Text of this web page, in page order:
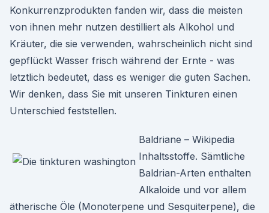
Konkurrenzprodukten fanden wir, dass die meisten
von ihnen mehr nutzen destilliert als Alkohol und
Kräuter, die sie verwenden, wahrscheinlich nicht sind
gepflückt Wasser frisch während der Ernte - was
letztlich bedeutet, dass es weniger die guten Sachen.
Wir denken, dass Sie mit unseren Tinkturen einen
Unterschied feststellen.
Baldriane – Wikipedia
Inhaltsstoffe. Sämtliche
Baldrian-Arten enthalten
Alkaloide und vor allem
ätherische Öle (Monoterpene und Sesquiterpene), die